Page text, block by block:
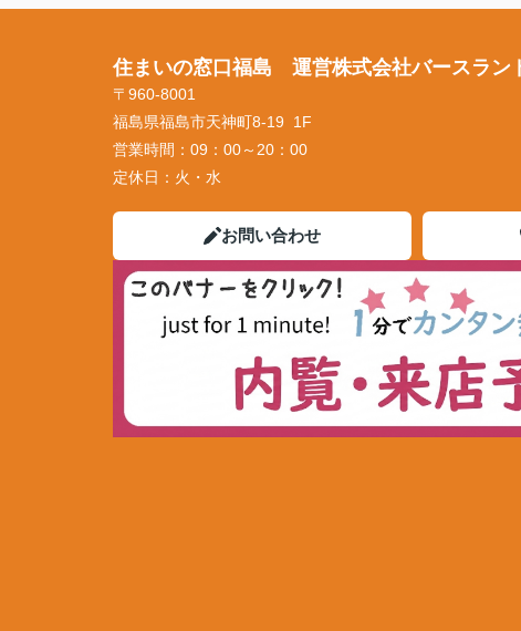
住まいの窓口福島 運営株式会社バースラン
〒960-8001
福島県福島市天神町8-19 1F
営業時間： 09：00～20：00
定休日： 火・水
お問い合わせ